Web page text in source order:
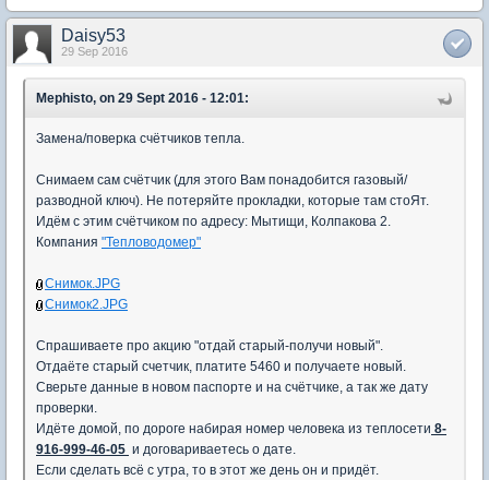
Daisy53
29 Sep 2016
Mephisto, on 29 Sept 2016 - 12:01:
Замена/поверка счётчиков тепла.
Снимаем сам счётчик (для этого Вам понадобится газовый/
разводной ключ). Не потеряйте прокладки, которые там стоЯт.
Идём с этим счётчиком по адресу: Мытищи, Колпакова 2.
Компания "Тепловодомер"
Снимок.JPG
Снимок2.JPG
Спрашиваете про акцию "отдай старый-получи новый".
Отдаёте старый счетчик, платите 5460 и получаете новый.
Сверьте данные в новом паспорте и на счётчике, а так же дату
проверки.
Идёте домой, по дороге набирая номер человека из теплосети 8-
916-999-46-05 и договариваетесь о дате.
Если сделать всё с утра, то в этот же день он и придёт.